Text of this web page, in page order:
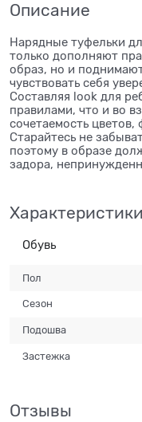
Описание
Нарядные туфельки
только дополняют
образ, но и
чувствовать себя
Составляя look для
правилами, что и во
сочетаемость
Старайтесь не
поэтому в образе
задора,
Характеристики
Обувь
Пол
Сезон
Подошва
Застежка
Отзывы